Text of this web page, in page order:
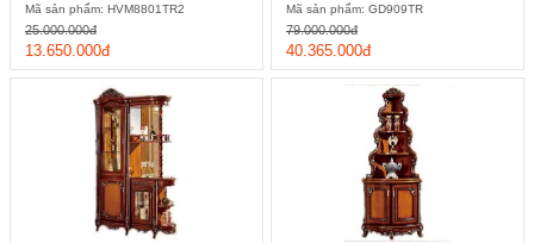
Mã sản phẩm: HVM8801TR2
13.650.000đ
25.000.000đ
Mã sản phẩm: GD909TR
40.365.000đ
79.000.000đ